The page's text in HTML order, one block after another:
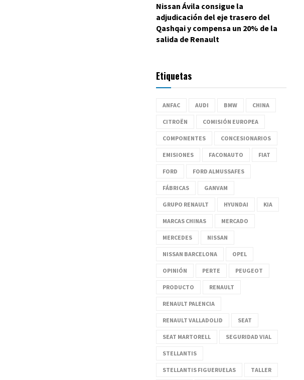
Nissan Ávila consigue la
adjudicación del eje trasero del
Qashqai y compensa un 20% de la
salida de Renault
Etiquetas
ANFAC AUDI BMW CHINA
CITROËN COMISIÓN EUROPEA
COMPONENTES CONCESIONARIOS
EMISIONES FACONAUTO FIAT
FORD FORD ALMUSSAFES
FÁBRICAS GANVAM
GRUPO RENAULT HYUNDAI KIA
MARCAS CHINAS MERCADO
MERCEDES NISSAN
NISSAN BARCELONA OPEL
OPINIÓN PERTE PEUGEOT
PRODUCTO RENAULT
RENAULT PALENCIA
RENAULT VALLADOLID SEAT
SEAT MARTORELL SEGURIDAD VIAL
STELLANTIS
STELLANTIS FIGUERUELAS TALLER